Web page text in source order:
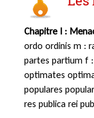
Chapitre I :
ordo ordinis m :
partes partium f
optimates
populares
res publica rei